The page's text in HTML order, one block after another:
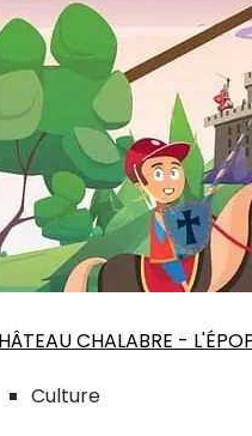
CHALABRE -
Culture